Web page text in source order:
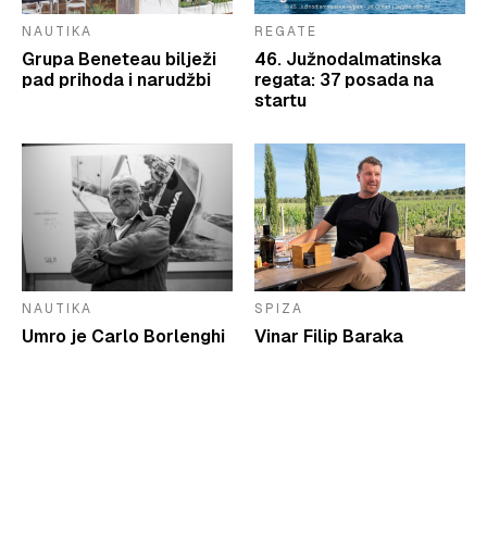
NAUTIKA
Grupa Beneteau bilježi
pad prihoda i narudžbi
REGATE
46. Južnodalmatinska
regata: 37 posada na
startu
NAUTIKA
Umro je Carlo Borlenghi
SPIZA
Vinar Filip Baraka